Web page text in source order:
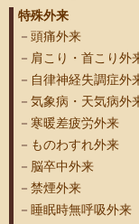
特殊外来
頭痛外来
肩こり・首こり外
自律神経失調症外
気象病・天気病外
寒暖差疲労外来
ものわすれ外来
脳卒中外来
禁煙外来
睡眠時無呼吸外来